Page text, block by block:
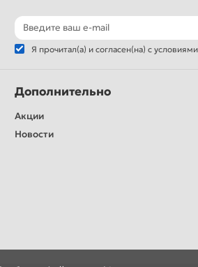
Я прочитал(а) и согласен(на) с условиями
Дополнительно
Акции
Новости